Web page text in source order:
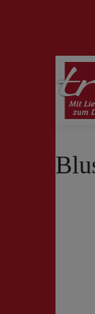
Zur Suche springen